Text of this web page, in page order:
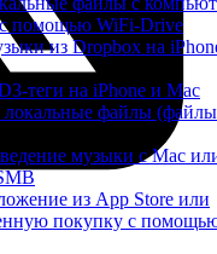
с помощью WiFi-Drive
из Dropbox на
теги на iPhone и Mac
локальные файлы (файлы
музыки с Mac
из App Store или
покупку с